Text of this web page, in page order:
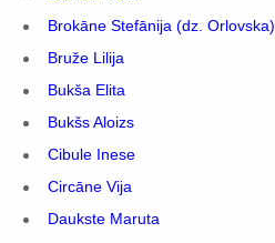
Brokāne Stefānija (dz. Orlovska)
Bruže Lilija
Bukša Elita
Bukšs Aloizs
Cibule Inese
Circāne Vija
Daukste Maruta